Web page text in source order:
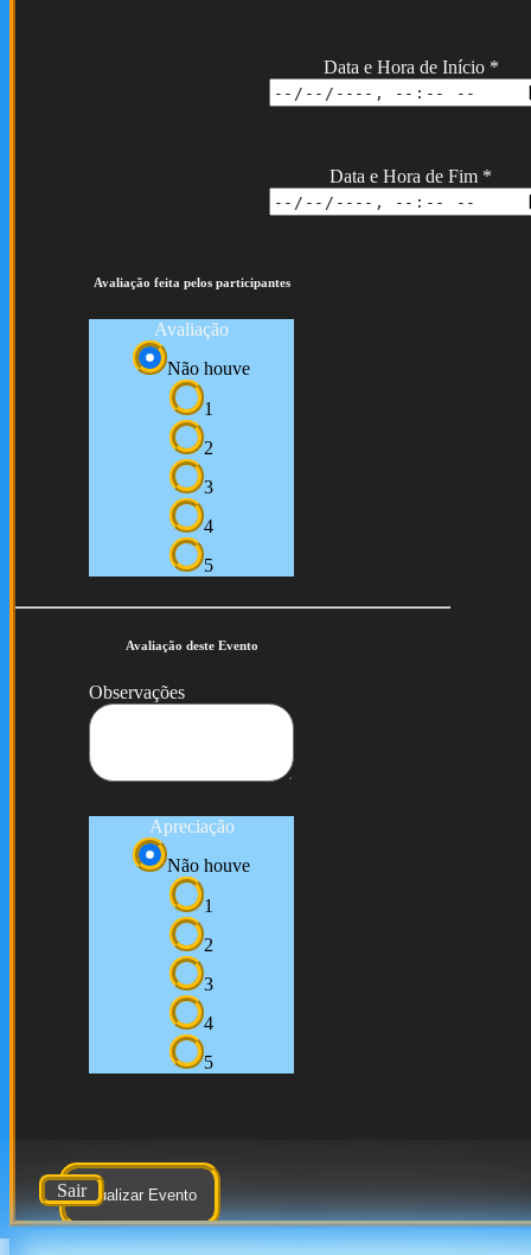
Data e Hora de Início *
Data e Hora de Fim *
Avaliação feita pelos participantes
Avaliação
Não houve
1
2
3
4
5
Avaliação deste Evento
Observações
Apreciação
Não houve
1
2
3
4
5
Atualizar Evento
Sair